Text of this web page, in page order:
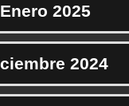
Enero 2025
2024